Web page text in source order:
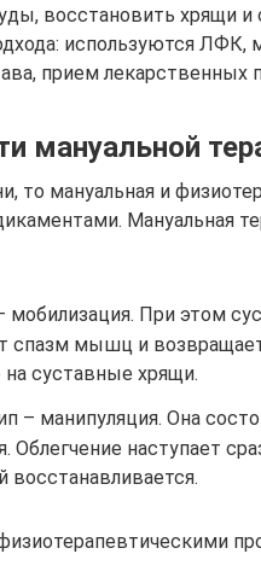
восстановить хрящи
используются ЛФК,
прием лекарственных
мануальной
то мануальная и
Мануальная
При этом
спазм мышц и
на суставные хрящи.
– манипуляция. Она
Облегчение наступает
восстанавливается.